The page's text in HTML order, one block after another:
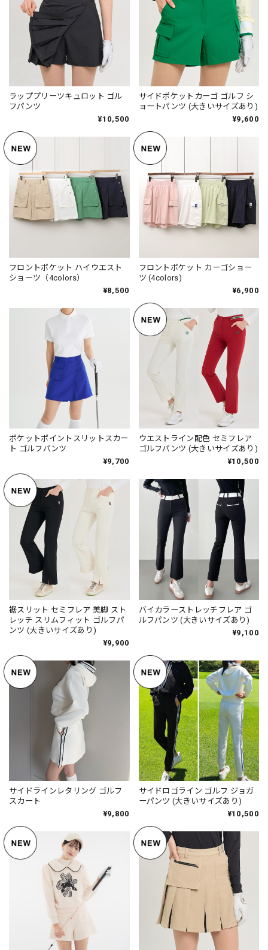
ラッププリーツキュロット ゴル
フパンツ
¥10,500
サイドポケットカーゴ ゴルフ シ
ョートパンツ (大きいサイズあり)
¥9,600
フロントポケット ハイウエスト
ショーツ（4colors）
¥8,500
フロントポケット カーゴショー
ツ (4colors)
¥6,900
ポケットポイントスリットスカー
ト ゴルフパンツ
¥9,700
ウエストライン配色 セミフレア
ゴルフパンツ (大きいサイズあり)
¥10,500
裾スリット セミフレア 美脚 スト
レッチ スリムフィット ゴルフパ
ンツ (大きいサイズあり)
¥9,900
バイカラーストレッチフレア ゴ
ルフパンツ (大きいサイズあり)
¥9,100
サイドラインレタリング ゴルフ
スカート
¥9,800
サイドロゴライン ゴルフ ジョガ
ーパンツ (大きいサイズあり)
¥10,500